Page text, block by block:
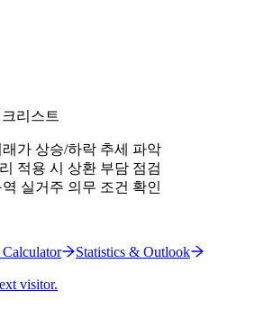
리스트
가 상승/하락 추세 파악
적용 시 상환 부담 점검
실거주 의무 조건 확인
Statistics & Outlook
visitor.